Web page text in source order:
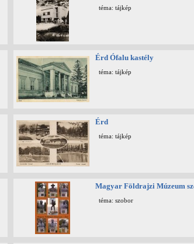
téma: tájkép
Érd Ófalu kastély
téma: tájkép
Érd
téma: tájkép
Magyar Földrajzi Múzeum
téma: szobor